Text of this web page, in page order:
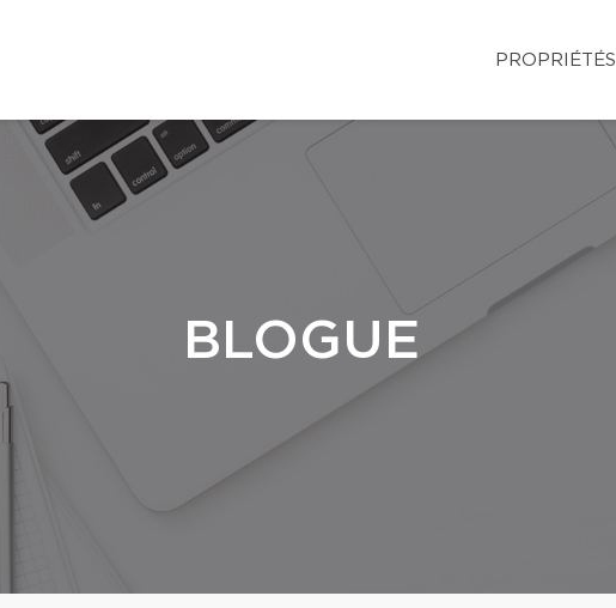
PROPRIÉTÉS
BLOGUE